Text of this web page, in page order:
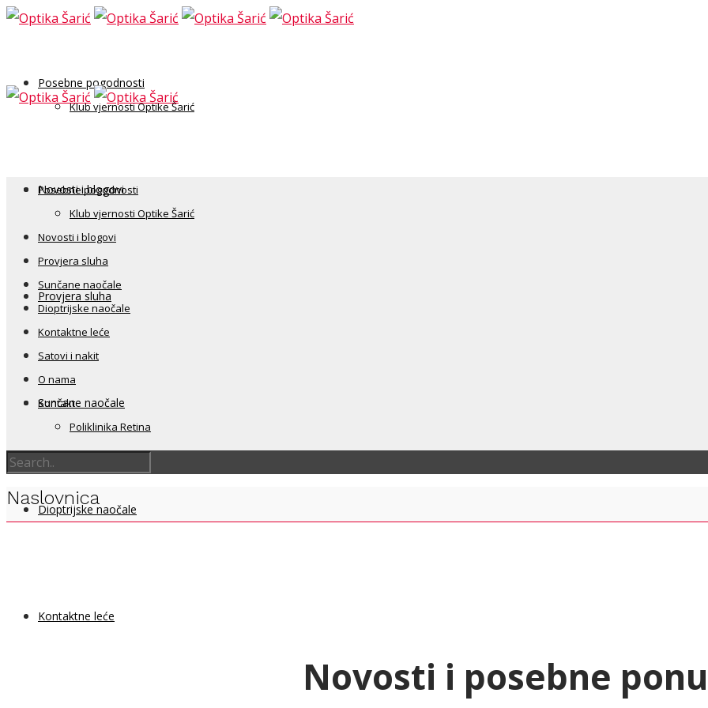
Posebne pogodnosti
Klub vjernosti Optike Šarić
Novosti i blogovi
Provjera sluha
Sunčane naočale
Dioptrijske naočale
Kontaktne leće
Posebne pogodnosti
Klub vjernosti Optike Šarić
Novosti i blogovi
Provjera sluha
Sunčane naočale
Dioptrijske naočale
Kontaktne leće
Satovi i nakit
O nama
Kontakt
Poliklinika Retina
Naslovnica
Novosti i posebne